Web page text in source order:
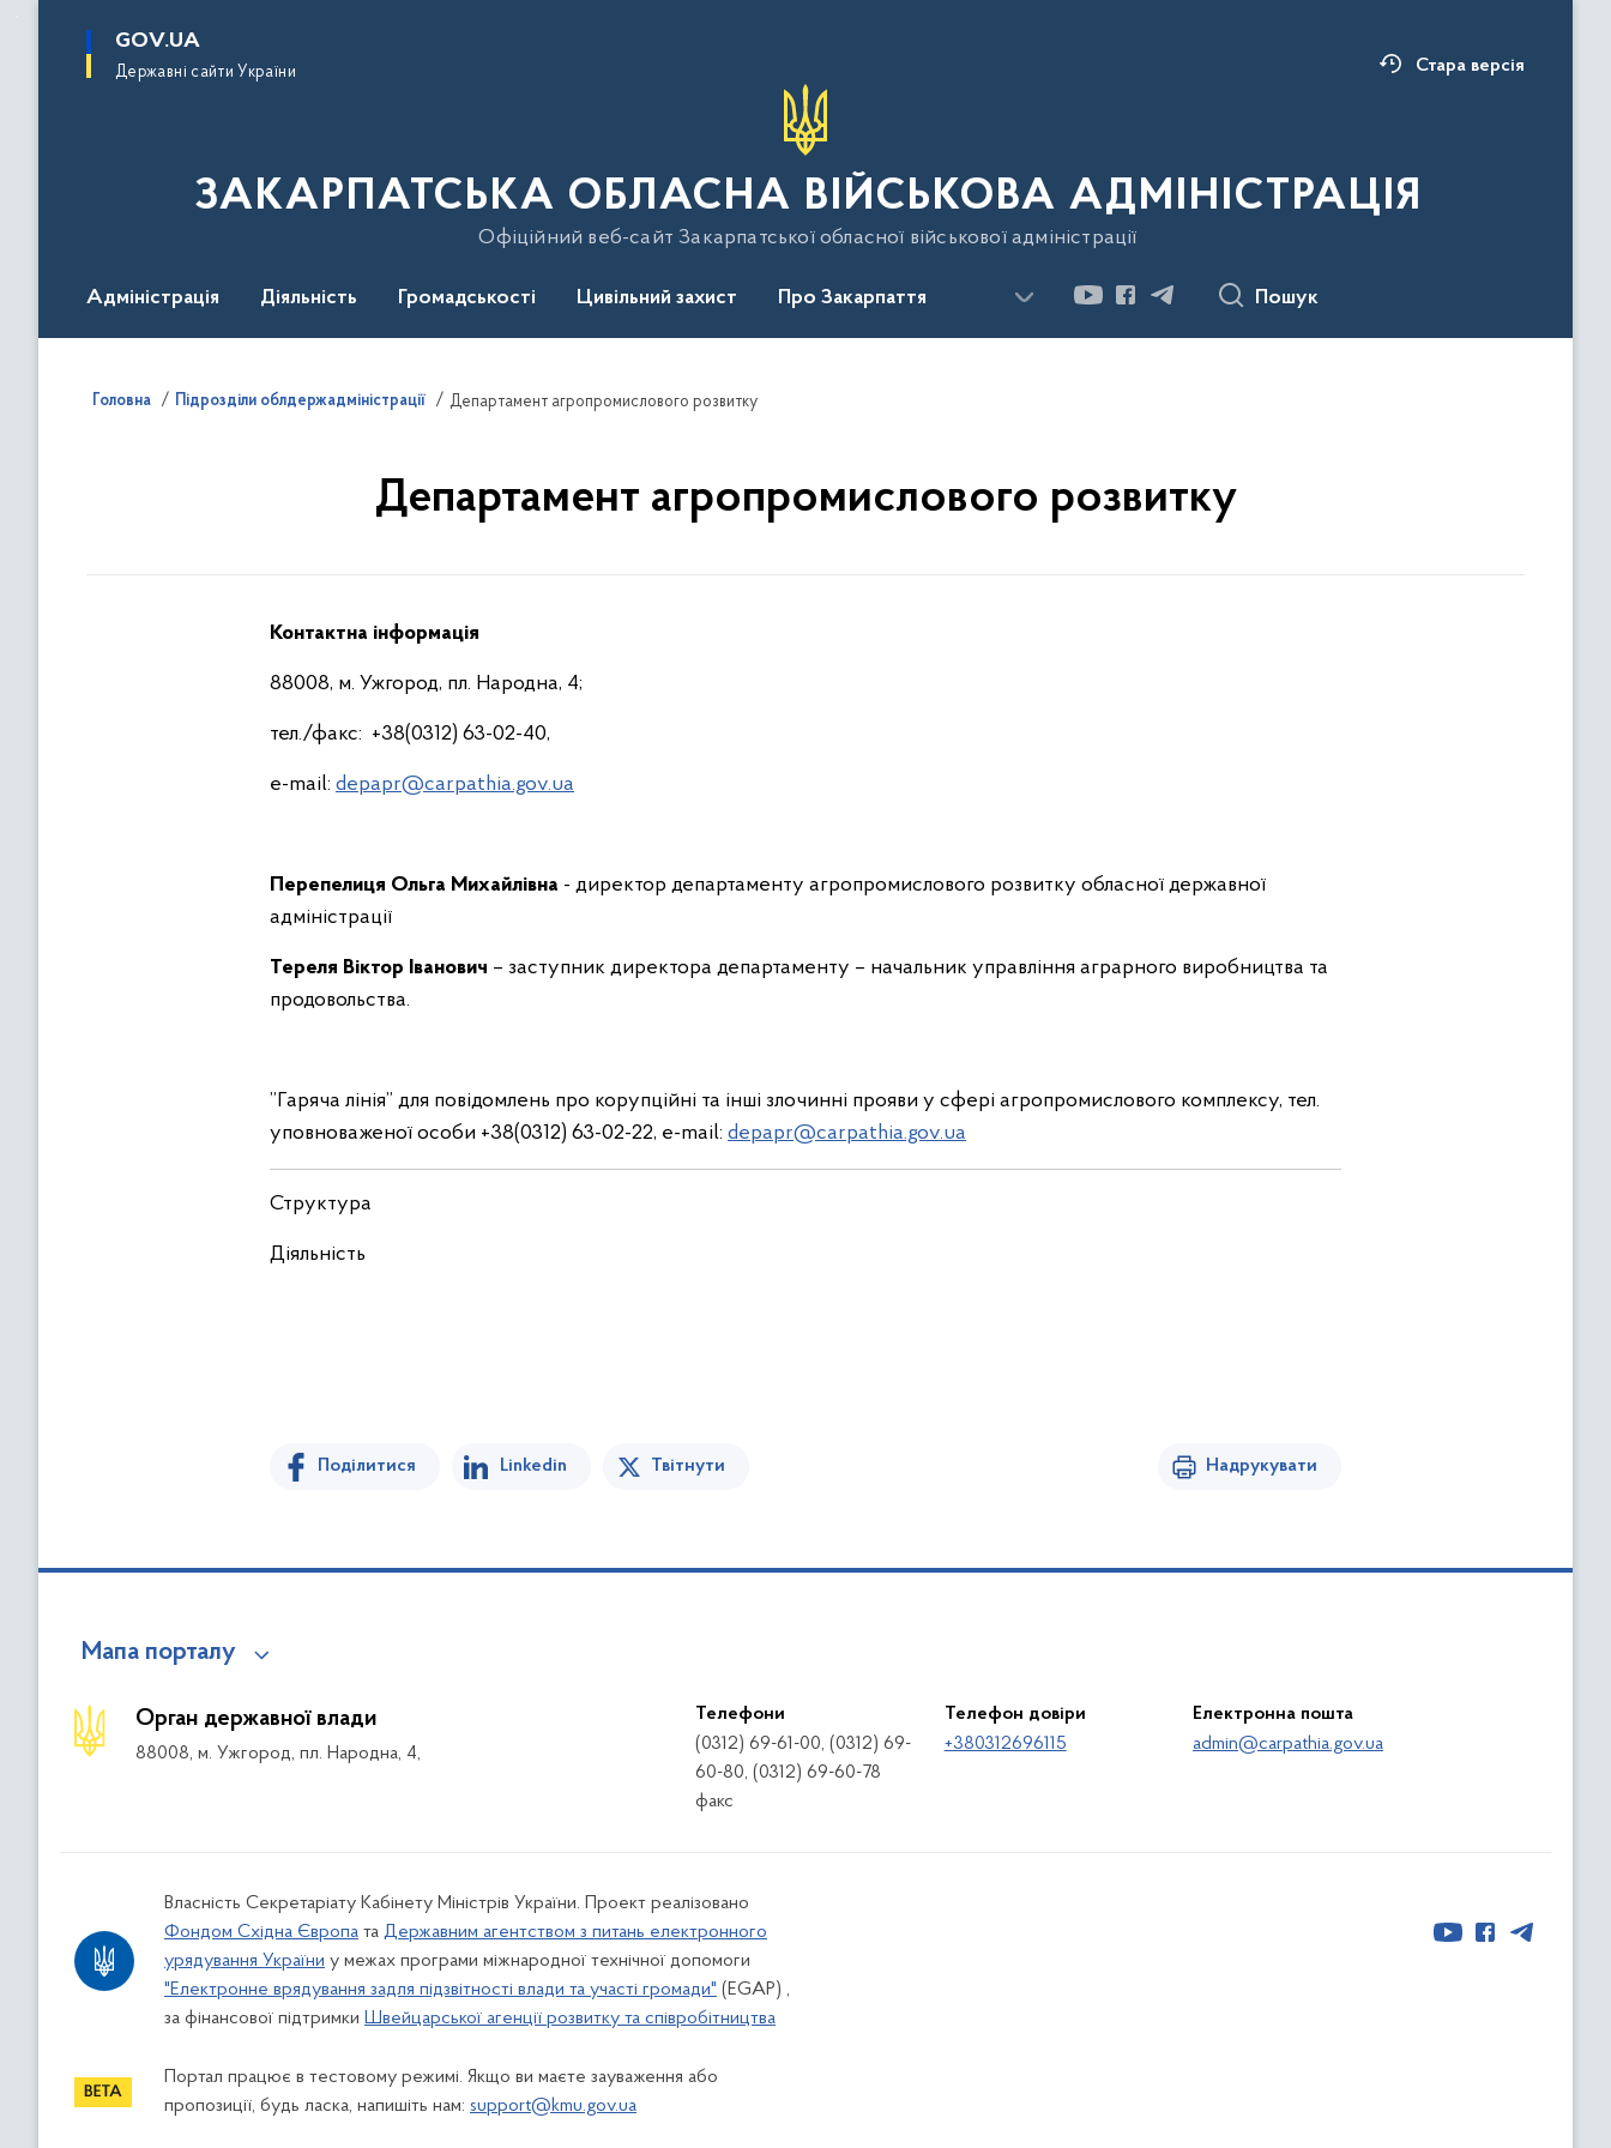
основного
GOV.UA
Державні сайти України Стара версія
ЗАКАРПАТСЬКА ОБЛАСНА ВІЙСЬКОВА АДМІНІСТРАЦІЯ
Офіційний веб-сайт Закарпатської обласної військової адміністрації
Адміністрація Діяльність Громадськості Цивільний захист Про Закарпаття Пошук
Головна Підрозділи облдержадміністрації Департамент агропромислового розвитку
Департамент агропромислового розвитку
Контактна інформація
88008, м. Ужгород, пл. Народна, 4;
тел./факс: +38(0312) 63-02-40,
e-mail: depapr@carpathia.gov.ua
Перепелиця Ольга Михайлівна - директор департаменту агропромислового розвитку обласної державної
адміністрації
Тереля Віктор Іванович – заступник директора департаменту – начальник управління аграрного виробництва та
продовольства.
”Гаряча лінія” для повідомлень про корупційні та інші злочинні прояви у сфері агропромислового комплексу, тел.
уповноваженої особи +38(0312) 63-02-22, e-mail: depapr@carpathia.gov.ua
Структура
Діяльність
Поділитися Linkedin Твітнути Надрукувати
Мапа порталу
Орган державної влади
88008, м. Ужгород, пл. Народна, 4,
Телефони
(0312) 69-61-00, (0312) 69-
60-80, (0312) 69-60-78
факс
Телефон довіри
+380312696115
Електронна пошта
admin@carpathia.gov.ua
Власність Секретаріату Кабінету Міністрів України. Проект реалізовано
Фондом Східна Європа та Державним агентством з питань електронного
урядування України у межах програми міжнародної технічної допомоги
"Електронне врядування задля підзвітності влади та участі громади" (EGAP) ,
за фінансової підтримки Швейцарської агенції розвитку та співробітництва
Портал працює в тестовому режимі. Якщо ви маєте зауваження або
пропозиції, будь ласка, напишіть нам: support@kmu.gov.ua